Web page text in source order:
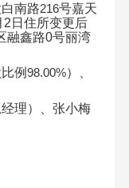
南路216号嘉天
2 日住所变更后
融鑫路0号丽湾
例98.00%）、
理）、张小梅